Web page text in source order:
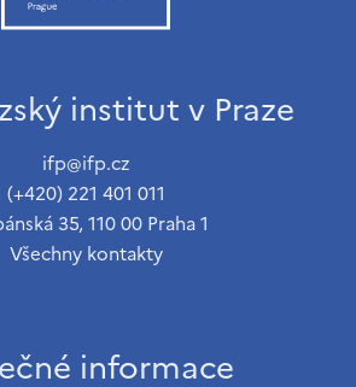
institut v Praze
ifp@ifp.cz
(+420) 221 401 011
35, 110 00 Praha 1
Všechny kontakty
informace